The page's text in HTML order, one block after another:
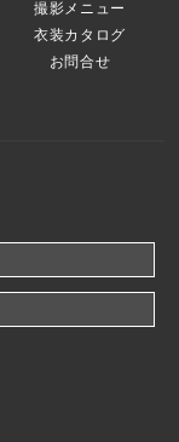
撮影メニュー
衣装カタログ
お問合せ